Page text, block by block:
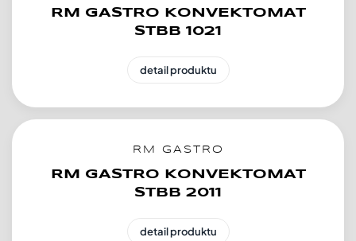
RM GASTRO KONVEKTOMAT
STBB 1021
detail produktu
RM GASTRO
RM GASTRO KONVEKTOMAT
STBB 2011
detail produktu